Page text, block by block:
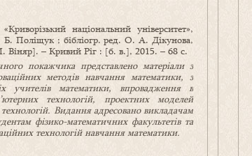
національний університет»,
Поліщук ; бібліогр. ред. О. А. Дікунова,
– Кривий Ріг : [б. в.], 2015. – 68 с.
огопокажчикапредставлено матеріали з
методів навчання математики, з
учителів математики, впровадження в
технологій, проектних моделей
Виданняадресовано викладачам
фізико-математичних факультетів та
технологій навчання математики.